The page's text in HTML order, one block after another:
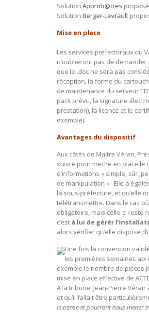
Solution Approb@ctes
Solution Berger-Levrault
Mise en place
Les services préfectoraux du
n’oublieront pas de
que le .doc ne sera pas
réception, la forme du
de maintenance du serveur
pack prévu, la signature
prestation), la licence et le
exemple).
Avantages du dispositif
Aux côtés de Maitre Véran,
suivre pour mettre en place le
d’informations « simple, sûr,
de manipulation ». Elle a
la sous-préfecture, et qu’elle
télétransmettre. Dans le cas
obligatoire, mais celle-ci reste
c’est à lui de gérér
alors vérifier qu’elle dispose
Une fois la convention
les premières semaines
exemple le nombre de pièces
mise en place effective de
A la tribune, Jean-Pierre
et qu’il fallait être
le pense et pourront nous mener